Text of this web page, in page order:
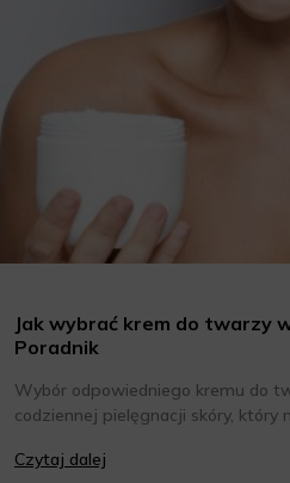
Jak wybrać krem do twarzy
Poradnik
Wybór odpowiedniego kremu do
codziennej pielęgnacji skóry, który
oraz wiedzieć, jak dopasować je do
Czytaj dalej